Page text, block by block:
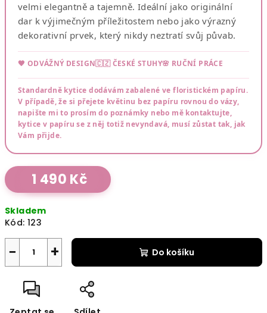
velmi elegantně a tajemně. Ideální jako originální
dar k výjimečným příležitostem nebo jako výrazný
dekorativní prvek, který nikdy neztratí svůj půvab.
🖤 ODVÁŽNÝ DESIGN🇨🇿 ČESKÉ STUHY🌸 RUČNÍ PRÁCE
Standardně kytice dodávám zabalené ve floristickém papíru.
V případě, že si přejete květinu bez papíru rovnou do vázy,
napište mi to prosím do poznámky nebo mě kontaktujte,
kytice v papíru se z něj totiž nevyndavá, musí zůstat tak, jak
Vám přijde.
1 490 Kč
cena:
Skladem
Kód: 123
+
− Do košíku